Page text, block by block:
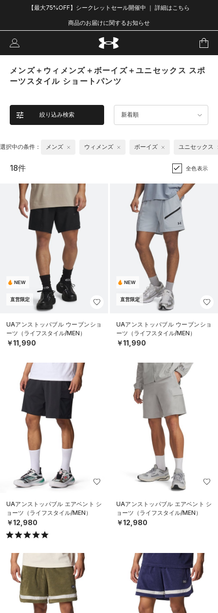
【最大75%OFF】シークレットセール開催中 ｜ 詳細はこちら
商品のお届けに関するお知らせ
メンズ＋ウィメンズ＋ボーイズ＋ユニセックス スポ
ーツスタイル ショートパンツ
絞り込み検索 新着順
選択中の条件： メンズ ウィメンズ ボーイズ ユニセックス
18件 全色表示
NEW
直営限定
UAアンストッパブル ウーブンショ
ーツ（ライフスタイル/MEN）
￥11,990
NEW
直営限定
UAアンストッパブル ウーブンショ
ーツ（ライフスタイル/MEN）
￥11,990
UAアンストッパブル エアベント シ
ョーツ（ライフスタイル/MEN）
￥12,980
UAアンストッパブル エアベント シ
ョーツ（ライフスタイル/MEN）
￥12,980